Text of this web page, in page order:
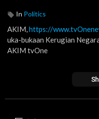
In Politics
AKIM,https://
uka-bukaan Kerugian
AKIM tvOne
U) resmi mengajukan